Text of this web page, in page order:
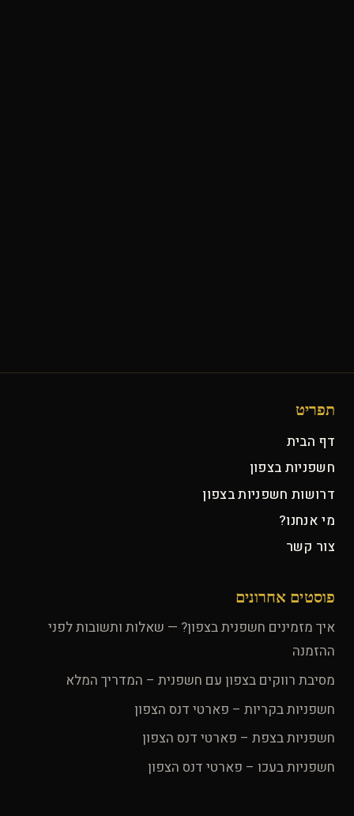
תפריט
דף הבית
חשפניות בצפון
דרושות חשפניות בצפון
מי אנחנו?
צור קשר
פוסטים אחרונים
איך מזמינים חשפנית בצפון? — שאלות ותשובות לפני
ההזמנה
מסיבת רווקים בצפון עם חשפנית – המדריך המלא
חשפניות בקריות – פארטי דנס הצפון
חשפניות בצפת – פארטי דנס הצפון
חשפניות בעכו – פארטי דנס הצפון